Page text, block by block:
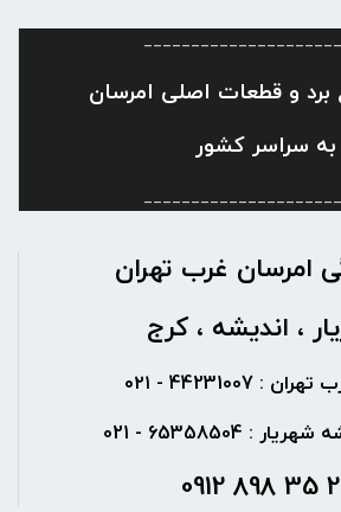
برد و قطعات اصلی امرسان
به سراسر کشور
امرسان غرب تهران
، اندیشه ، کرج
: 44231007 - ۰۲۱
: 65358504 - 021
20